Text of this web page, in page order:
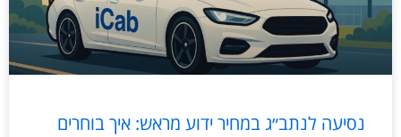
נסיעה לנתב״ג במחיר ידוע מראש: איך בוחרים